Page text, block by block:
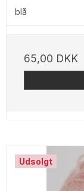
blå
65,00 DKK
Udsolgt